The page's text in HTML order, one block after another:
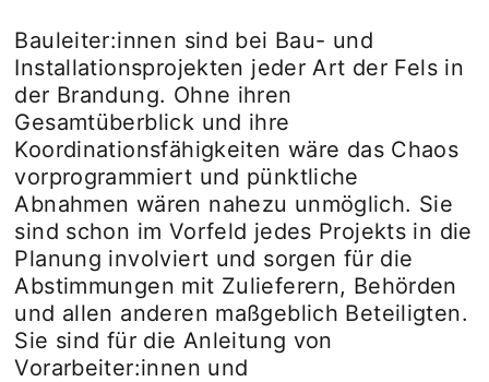
Bauleiter:innen sind bei Bau- und
Installationsprojekten jeder Art der Fels in
der Brandung. Ohne ihren
Gesamtüberblick und ihre
Koordinationsfähigkeiten wäre das Chaos
vorprogrammiert und pünktliche
Abnahmen wären nahezu unmöglich. Sie
sind schon im Vorfeld jedes Projekts in die
Planung involviert und sorgen für die
Abstimmungen mit Zulieferern, Behörden
und allen anderen maßgeblich Beteiligten.
Sie sind für die Anleitung von
Vorarbeiter:innen und